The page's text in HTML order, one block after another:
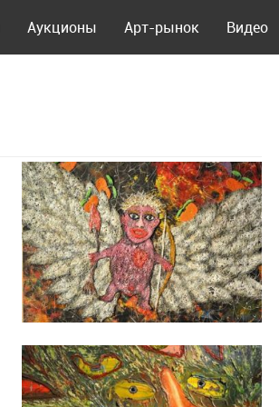
Аукционы Арт-рынок Видео